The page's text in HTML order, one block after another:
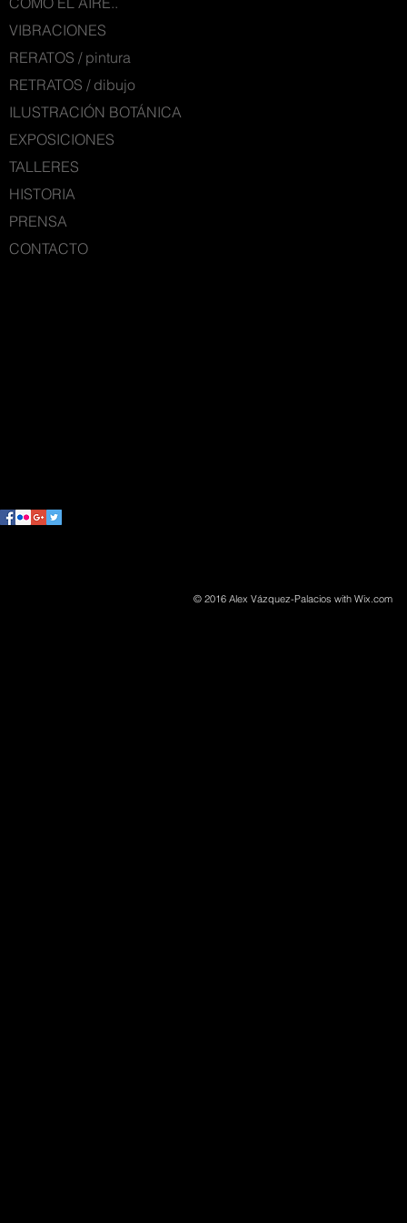
VIBRACIONES
RERATOS / pintura
RETRATOS / dibujo
ILUSTRACIÓN BOTÁNICA
EXPOSICIONES
TALLERES
HISTORIA
PRENSA
CONTACTO
© 2016 Alex Vázquez-Palacios with Wix.com